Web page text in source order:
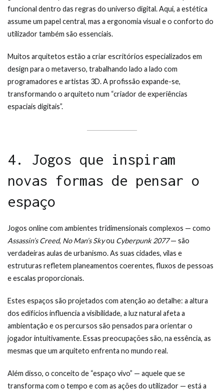
funcional dentro das regras do universo digital. Aqui, a estética
assume um papel central, mas a ergonomia visual e o conforto do
utilizador também são essenciais.
Muitos arquitetos estão a criar escritórios especializados em
design para o metaverso, trabalhando lado a lado com
programadores e artistas 3D. A profissão expande-se,
transformando o arquiteto num “criador de experiências
espaciais digitais”.
4. Jogos que inspiram
novas formas de pensar o
espaço
Jogos online com ambientes tridimensionais complexos — como
Assassin’s Creed, No Man’s Skyou Cyberpunk 2077— são
verdadeiras aulas de urbanismo. As suas cidades, vilas e
estruturas refletem planeamentos coerentes, fluxos de pessoas
e escalas proporcionais.
Estes espaços são projetados com atenção ao detalhe: a altura
dos edifícios influencia a visibilidade, a luz natural afeta a
ambientação e os percursos são pensados para orientar o
jogador intuitivamente. Essas preocupações são, na essência, as
mesmas que um arquiteto enfrenta no mundo real.
Além disso, o conceito de “espaço vivo” — aquele que se
transforma com o tempo e com as ações do utilizador — está a